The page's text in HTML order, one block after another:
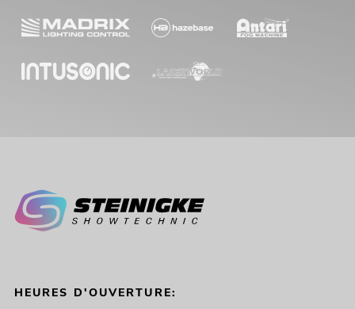
HEURES D'OUVERTURE: